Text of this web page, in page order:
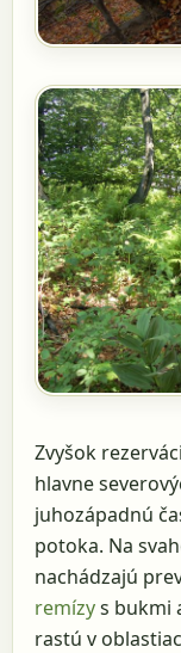
Zvyšok
hlavne
juhozápadnú
potoka. Na
nachádzajú
remízys bukmi
rastú v